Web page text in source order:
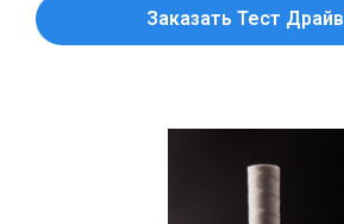
Заказать Тест Драйв